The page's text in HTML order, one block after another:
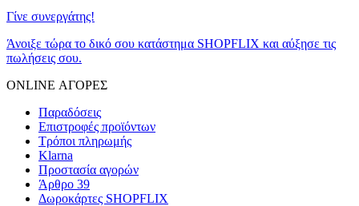
Γίνε συνεργάτης!
Άνοιξε τώρα το δικό σου κατάστημα SHOPFLIX και αύξησε τις
πωλήσεις σου.
ONLINE ΑΓΟΡΕΣ
Παραδόσεις
Επιστροφές προϊόντων
Τρόποι πληρωμής
Klarna
Προστασία αγορών
Άρθρο 39
Δωροκάρτες SHOPFLIX